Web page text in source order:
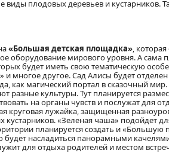
плодовых деревьев и кустарников.
«Большая детская площадка»,
оборудование мирового уровня. А сама
будет иметь свою тематическую
и многое другое. Сад Алисы будет
как магический портал в сказочный
разные культуры. Тут планируется
на органы чувств и послужат для
круговая лужайка, защищенная
кустарников. «Зеленая чаша» подойдет
планируется создать и
будет насладиться панорамными
для отдыха родителей и местом